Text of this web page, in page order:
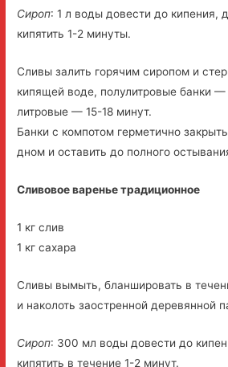
Сироп: 1 л воды довести до кипения,
кипятить 1-2 минуты.
Сливы залить горячим сиропом и
кипящей воде, полулитровые банки —
литровые — 15-18 минут.
Банки с компотом герметично
дном и оставить до полного
Сливовое варенье традиционное
1 кг слив
1 кг сахара
Сливы вымыть, бланшировать в
и наколоть заостренной деревянной
Сироп: 300 мл воды довести до
кипятить в течение 1-2 минут.